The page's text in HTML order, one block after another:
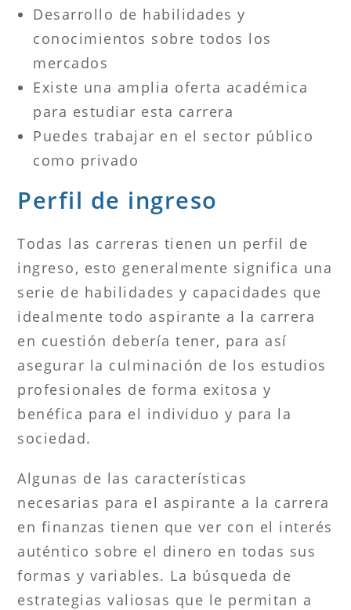
Desarrollo de habilidades y
conocimientos sobre todos los
mercados
Existe una amplia oferta académica
para estudiar esta carrera
Puedes trabajar en el sector público
como privado
Perfil de ingreso
Todas las carreras tienen un perfil de
ingreso, esto generalmente significa una
serie de habilidades y capacidades que
idealmente todo aspirante a la carrera
en cuestión debería tener, para así
asegurar la culminación de los estudios
profesionales de forma exitosa y
benéfica para el individuo y para la
sociedad.
Algunas de las características
necesarias para el aspirante a la carrera
en finanzas tienen que ver con el interés
auténtico sobre el dinero en todas sus
formas y variables. La búsqueda de
estrategias valiosas que le permitan a